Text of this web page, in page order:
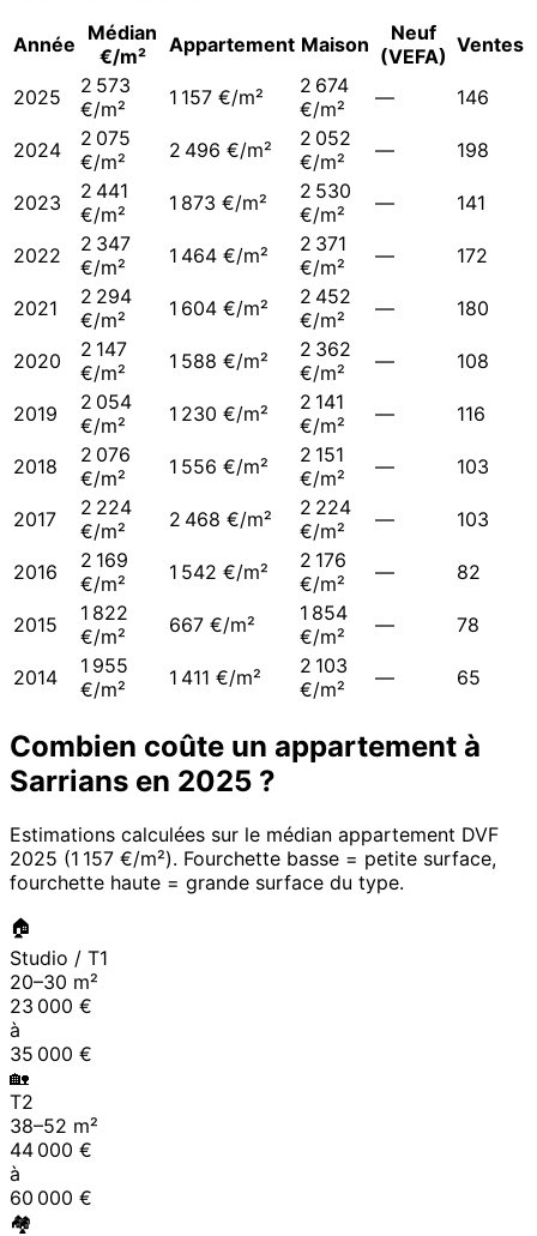
Année Médian
€/m²
Appartement Maison
Neuf
(VEFA) Ventes
2025
2 573
€/m²
1 157 €/m²
2 674
€/m²
— 146
2024
2 075
€/m²
2 496 €/m²
2 052
€/m²
— 198
2023
2 441
€/m²
1 873 €/m²
2 530
€/m²
— 141
2022
2 347
€/m²
1 464 €/m²
2 371
€/m²
— 172
2021
2 294
€/m²
1 604 €/m²
2 452
€/m²
— 180
2020
2 147
€/m²
1 588 €/m²
2 362
€/m²
— 108
2019
2 054
€/m²
1 230 €/m²
2 141
€/m²
— 116
2018
2 076
€/m²
1 556 €/m²
2 151
€/m²
— 103
2017
2 224
€/m²
2 468 €/m²
2 224
€/m²
— 103
2016
2 169
€/m²
1 542 €/m²
2 176
€/m²
— 82
2015
1 822
€/m²
667 €/m²
1 854
€/m²
— 78
2014
1 955
€/m²
1 411 €/m²
2 103
€/m²
— 65
Combien coûte un appartement à
Sarrians en 2025 ?
Estimations calculées sur le médian appartement DVF
2025 (1 157 €/m²). Fourchette basse = petite surface,
fourchette haute = grande surface du type.
🏠
Studio / T1
20–30 m²
23 000 €
à
35 000 €
🏡
T2
38–52 m²
44 000 €
à
60 000 €
🏘